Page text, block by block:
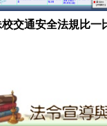
校交通安全法規比一